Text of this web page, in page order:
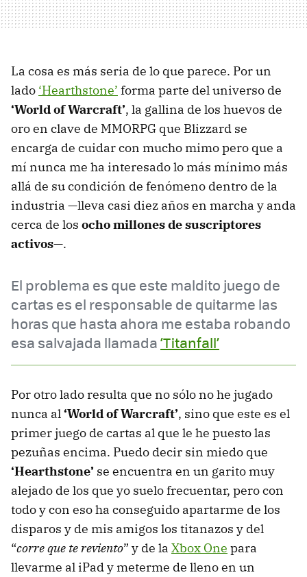
La cosa es más seria de lo que parece. Por un
lado ‘Hearthstone’ forma parte del universo de
‘World of Warcraft’, la gallina de los huevos de
oro en clave de MMORPG que Blizzard se
encarga de cuidar con mucho mimo pero que a
mí nunca me ha interesado lo más mínimo más
allá de su condición de fenómeno dentro de la
industria —lleva casi diez años en marcha y anda
cerca de los ocho millones de suscriptores
activos—.
El problema es que este maldito juego de
cartas es el responsable de quitarme las
horas que hasta ahora me estaba robando
esa salvajada llamada‘Titanfall’
Por otro lado resulta que no sólo no he jugado
nunca al‘World of Warcraft’, sino que este es el
primer juego de cartas al que le he puesto las
pezuñas encima. Puedo decir sin miedo que
‘Hearthstone’ se encuentra en un garito muy
alejado de los que yo suelo frecuentar, pero con
todo y con eso ha conseguido apartarme de los
disparos y de mis amigos los titanazos y del
“corre que te reviento” y de la Xbox One para
llevarme al iPad y meterme de lleno en un